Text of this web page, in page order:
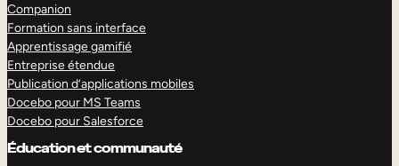
Companion
Formation sans interface
Apprentissage gamifié
Entreprise étendue
Publication d’applications mobiles
Docebo pour MS Teams
Docebo pour Salesforce
Éducation et communauté